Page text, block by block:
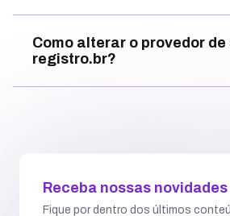
Como alterar o provedor
registro.br?
Receba nossas novidades
Fique por dentro dos últimos